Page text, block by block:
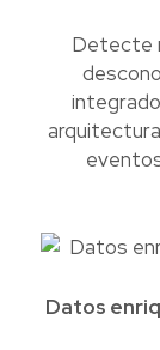
Detecte
Datos